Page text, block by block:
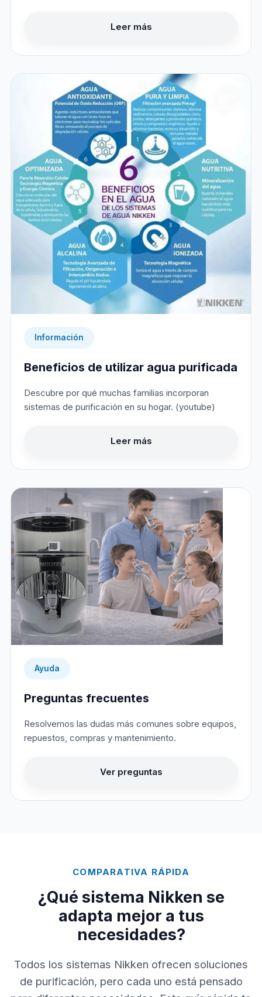
Leer más
Información
Beneficios de utilizar agua purificada
Descubre por qué muchas familias incorporan
sistemas de purificación en su hogar. (youtube)
Leer más
Ayuda
Preguntas frecuentes
Resolvemos las dudas más comunes sobre equipos,
repuestos, compras y mantenimiento.
Ver preguntas
COMPARATIVA RÁPIDA
¿Qué sistema Nikken se
adapta mejor a tus
necesidades?
Todos los sistemas Nikken ofrecen soluciones
de purificación, pero cada uno está pensado